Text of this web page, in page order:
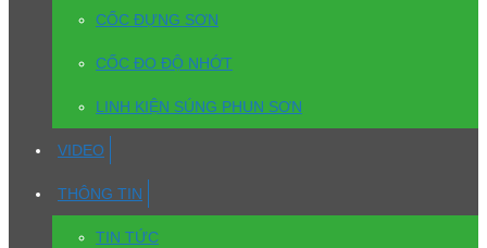
CỐC ĐỰNG SƠN
CỐC ĐO ĐỘ NHỚT
LINH KIỆN SÚNG PHUN SƠN
VIDEO
THÔNG TIN
TIN TỨC